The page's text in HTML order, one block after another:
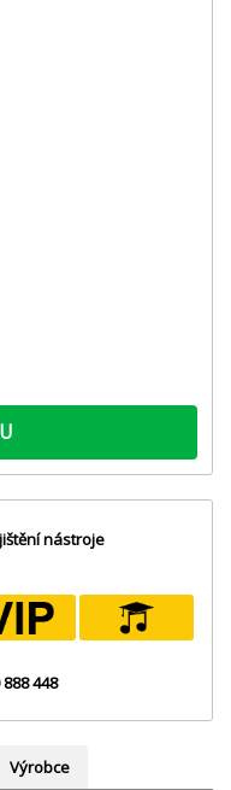
nástroje
448
Výrobce